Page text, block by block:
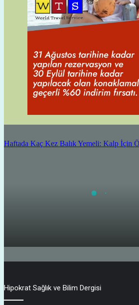
Haftada Kaç Kez Balık Yemeli: Kalp İçin
Hipokrat Sağlık ve Bilim Dergisi